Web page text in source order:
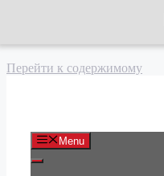
Перейти к содержимому
Menu